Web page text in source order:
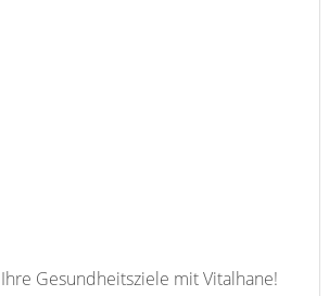
Gesundheitsziele mit Vitalhane!